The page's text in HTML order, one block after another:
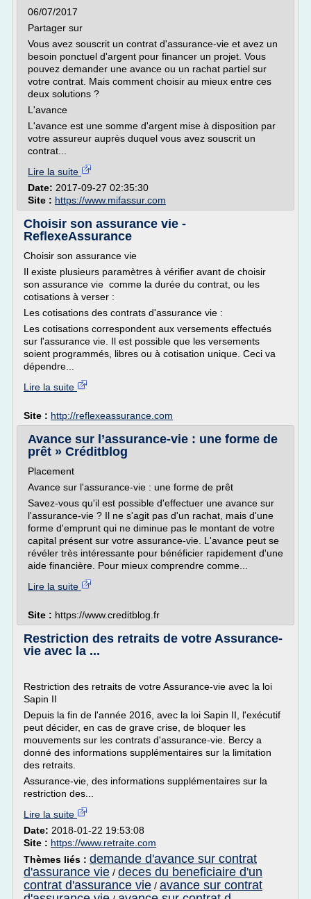
06/07/2017
Partager sur
Vous avez souscrit un contrat d'assurance-vie et avez un
besoin ponctuel d'argent pour financer un projet. Vous
pouvez demander une avance ou un rachat partiel sur
votre contrat. Mais comment choisir au mieux entre ces
deux solutions ?
L'avance
L'avance est une somme d'argent mise à disposition par
votre assureur auprès duquel vous avez souscrit un
contrat...
Lire la suite
Date: 2017-09-27 02:35:30
Site : https://www.mifassur.com
Choisir son assurance vie -
ReflexeAssurance
Choisir son assurance vie
Il existe plusieurs paramètres à vérifier avant de choisir
son assurance vie comme la durée du contrat, ou les
cotisations à verser :
Les cotisations des contrats d'assurance vie :
Les cotisations correspondent aux versements effectués
sur l'assurance vie. Il est possible que les versements
soient programmés, libres ou à cotisation unique. Ceci va
dépendre...
Lire la suite
Site : http://reflexeassurance.com
Avance sur l’assurance-vie : une forme de
prêt » Créditblog
Placement
Avance sur l'assurance-vie : une forme de prêt
Savez-vous qu'il est possible d'effectuer une avance sur
l'assurance-vie ? Il ne s'agit pas d'un rachat, mais d'une
forme d'emprunt qui ne diminue pas le montant de votre
capital présent sur votre assurance-vie. L'avance peut se
révéler très intéressante pour bénéficier rapidement d'une
aide financière. Pour mieux comprendre comme...
Lire la suite
Site : https://www.creditblog.fr
Restriction des retraits de votre Assurance-
vie avec la ...
Restriction des retraits de votre Assurance-vie avec la loi
Sapin II
Depuis la fin de l'année 2016, avec la loi Sapin II, l'exécutif
peut décider, en cas de grave crise, de bloquer les
mouvements sur les contrats d'assurance-vie. Bercy a
donné des informations supplémentaires sur la limitation
des retraits.
Assurance-vie, des informations supplémentaires sur la
restriction des...
Lire la suite
Date: 2018-01-22 19:53:08
Site : https://www.retraite.com
Thèmes liés : demande d'avance sur contrat
d'assurance vie / deces du beneficiaire d'un
contrat d'assurance vie / avance sur contrat